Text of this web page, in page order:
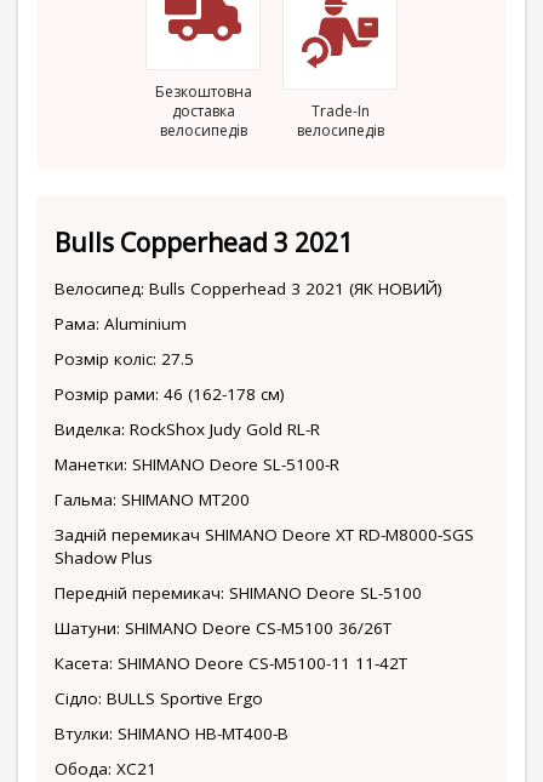
Безкоштовна
доставка
велосипедів
Trade-In
велосипедів
Bulls Copperhead 3 2021
Велосипед: Bulls Copperhead 3 2021 (ЯК НОВИЙ)
Рама: Aluminium
Розмір коліс: 27.5
Розмір рами: 46 (162-178 см)
Виделка: RockShox Judy Gold RL-R
Манетки: SHIMANO Deore SL-5100-R
Гальма: SHIMANO MT200
Задній перемикач SHIMANO Deore XT RD-M8000-SGS
Shadow Plus
Передній перемикач: SHIMANO Deore SL-5100
Шатуни: SHIMANO Deore CS-M5100 36/26T
Касета: SHIMANO Deore CS-M5100-11 11-42T
Сідло: BULLS Sportive Ergo
Втулки: SHIMANO HB-MT400-B
Обода: XC21